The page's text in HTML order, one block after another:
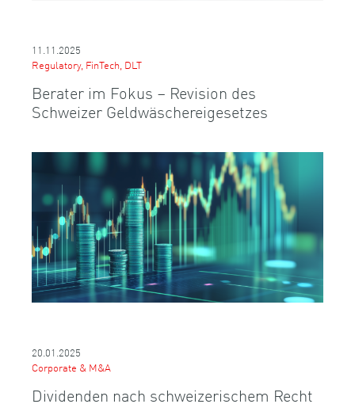
11.11.2025
Regulatory, FinTech, DLT
Berater im Fokus – Revision des
Schweizer Geldwäschereigesetzes
20.01.2025
Corporate & M&A
Dividenden nach schweizerischem Recht